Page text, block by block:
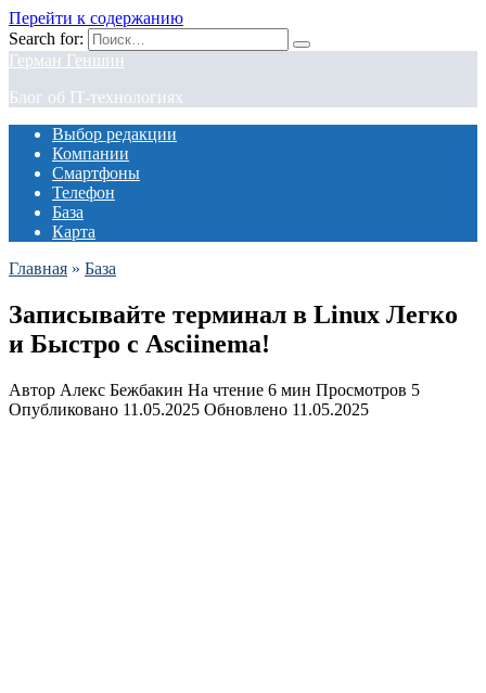
Перейти к содержанию
Search for:
Герман Геншин
Блог об IT-технологиях
Выбор редакции
Компании
Смартфоны
Телефон
База
Карта
Главная » База
Записывайте терминал в Linux Легко
и Быстро с Asciinema!
Автор Алекс Бежбакин На чтение 6 мин Просмотров 5
Опубликовано 11.05.2025 Обновлено 11.05.2025